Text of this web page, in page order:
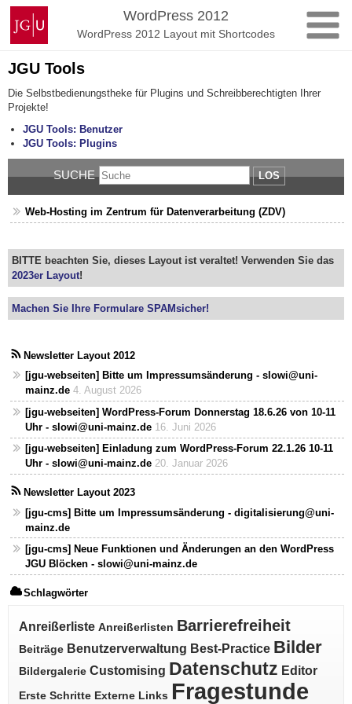
Zum
Inhalt
springen
Johannes
Gutenberg-
Universität
Mainz
WordPress 2012
WordPress 2012 Layout mit Shortcodes
JGU Tools
Die Selbstbedienungstheke für Plugins und Schreibberechtigten Ihrer
Projekte!
JGU Tools: Benutzer
JGU Tools: Plugins
SUCHE LOS
Web-Hosting im Zentrum für Datenverarbeitung (ZDV)
BITTE beachten Sie, dieses Layout ist veraltet! Verwenden Sie das
2023er Layout!
Machen Sie Ihre Formulare SPAMsicher!
Newsletter Layout 2012
[jgu-webseiten] Bitte um Impressumsänderung - slowi@uni-
mainz.de 4. August 2026
[jgu-webseiten] WordPress-Forum Donnerstag 18.6.26 von 10-11
Uhr - slowi@uni-mainz.de 16. Juni 2026
[jgu-webseiten] Einladung zum WordPress-Forum 22.1.26 10-11
Uhr - slowi@uni-mainz.de 20. Januar 2026
Newsletter Layout 2023
[jgu-cms] Bitte um Impressumsänderung - digitalisierung@uni-
mainz.de
[jgu-cms] Neue Funktionen und Änderungen an den WordPress
JGU Blöcken - slowi@uni-mainz.de
Schlagwörter
Anreißerliste Anreißerlisten Barrierefreiheit
Beiträge Benutzerverwaltung Best-Practice Bilder
Bildergalerie Customising Datenschutz Editor
Erste Schritte Externe Links Fragestunde